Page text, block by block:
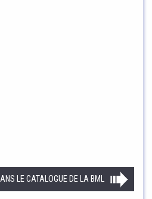
LE CATALOGUE DE LA BML